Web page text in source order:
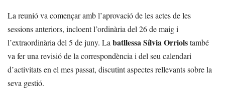
La reunió va començar amb l’aprovació de les actes de les
sessions anteriors, incloent l’ordinària del 26 de maig i
l’extraordinària del 5 de juny. La batllessa Sílvia Orriolstambé
va fer una revisió de la correspondència i del seu calendari
d’activitats en el mes passat, discutint aspectes rellevants sobre la
seva gestió.